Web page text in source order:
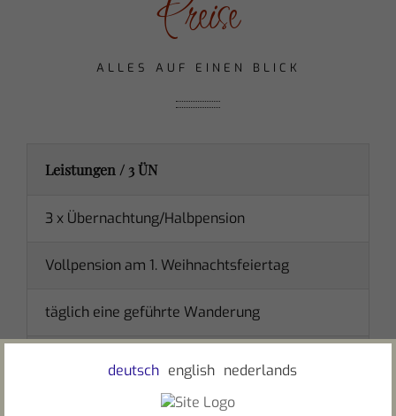
Preise
ALLES AUF EINEN BLICK
Leistungen / 3 ÜN
3 x Übernachtung/Halbpension
Vollpension am 1. Weihnachtsfeiertag
täglich eine geführte Wanderung
deutsch english nederlands